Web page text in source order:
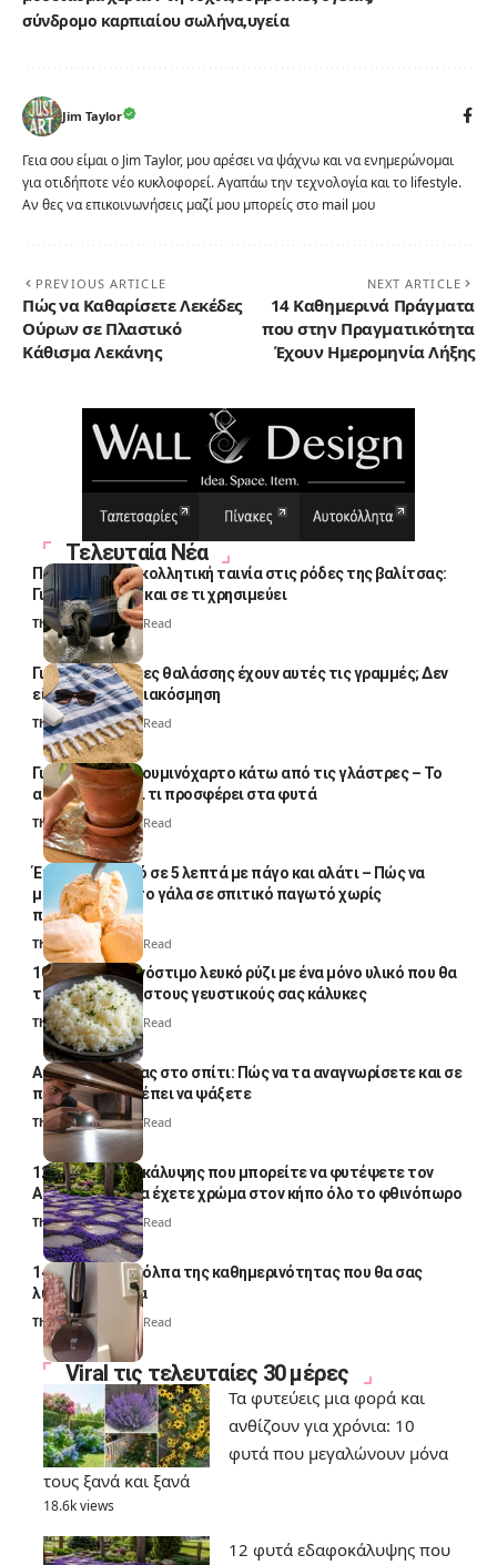
σύνδρομο καρπιαίου σωλήνα υγεία
Jim Taylor
Γεια σου είμαι ο Jim Taylor, μου αρέσει να ψάχνω και να ενημερώνομαι
για οτιδήποτε νέο κυκλοφορεί. Αγαπάω την τεχνολογία και το lifestyle.
Αν θες να επικοινωνήσεις μαζί μου μπορείς στο mail μου
PREVIOUS ARTICLE
Πώς να Καθαρίσετε Λεκέδες
Ούρων σε Πλαστικό
Κάθισμα Λεκάνης
NEXT ARTICLE
14 Καθημερινά Πράγματα
που στην Πραγματικότητα
Έχουν Ημερομηνία Λήξης
Τελευταία Νέα
Πολλοί βάζουν κολλητική ταινία στις ρόδες της βαλίτσας:
Γιατί το κάνουν και σε τι χρησιμεύει
Thali Ombre4 Min Read
Γιατί οι πετσέτες θαλάσσης έχουν αυτές τις γραμμές; Δεν
είναι μόνο για διακόσμηση
Thali Ombre5 Min Read
Γιατί βάζουν αλουμινόχαρτο κάτω από τις γλάστρες – Το
απλό κόλπο και τι προσφέρει στα φυτά
Thali Ombre4 Min Read
Έτοιμο παγωτό σε 5 λεπτά με πάγο και αλάτι – Πώς να
μετατρέψετε το γάλα σε σπιτικό παγωτό χωρίς
παγωτομηχανή
Thali Ombre 4 Min Read
10 φορές ποιο νόστιμο λευκό ρύζι με ένα μόνο υλικό που θα
το απογειώσει στους γευστικούς σας κάλυκες
Thali Ombre4 Min Read
Αυγά κατσαρίδας στο σπίτι: Πώς να τα αναγνωρίσετε και σε
ποια σημεία πρέπει να ψάξετε
Thali Ombre4 Min Read
12 φυτά εδαφοκάλυψης που μπορείτε να φυτέψετε τον
Αύγουστο για να έχετε χρώμα στον κήπο όλο το φθινόπωρο
Thali Ombre7 Min Read
14 πανέξυπνα κόλπα της καθημερινότητας που θα σας
λύσουν τα χέρια
Thali Ombre 6 Min Read
Viral τις τελευταίες 30 μέρες
Τα φυτεύεις μια φορά και
ανθίζουν για χρόνια: 10
φυτά που μεγαλώνουν μόνα
τους ξανά και ξανά
18.6k views
12 φυτά εδαφοκάλυψης που